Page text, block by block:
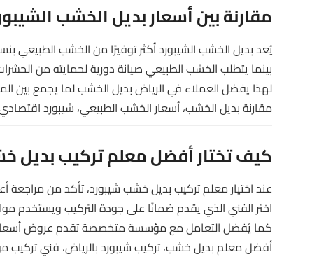
مقارنة بين أسعار بديل الخشب
يُعد بديل الخشب الشيبورد أكثر توفيرًا من الخشب الطبيعي بنسبة
بينما يتطلب الخشب الطبيعي صيانة دورية لحمايته من
لهذا يفضل العملاء في الرياض بديل الخشب لما يجمع بين
مقارنة بديل الخشب، أسعار الخشب الطبيعي، شيبورد
كيف تختار أفضل معلم تركيب بديل
عند اختيار معلم تركيب بديل خشب شيبورد، تأكد من مراجعة
اختر الفني الذي يقدم ضمانًا على جودة التركيب ويستخدم
كما يُفضل التعامل مع مؤسسة متخصصة تقدم عروض أسعار
أفضل معلم بديل خشب، تركيب شيبورد بالرياض، فني